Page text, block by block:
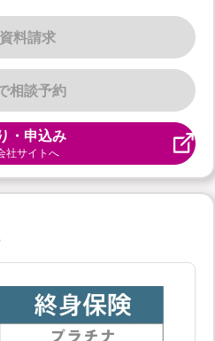
相談予約
資料請求
・申込み
社サイトへ